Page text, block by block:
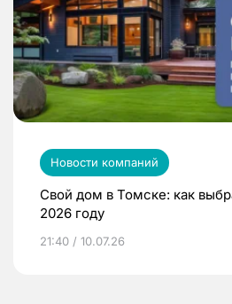
Новости компаний
Свой дом в Томске: как
2026 году
21:40 / 10.07.26